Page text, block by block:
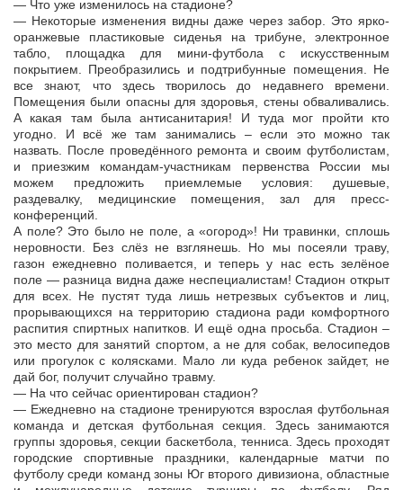
— Что уже изменилось на стадионе?
— Некоторые изменения видны даже через забор. Это ярко-
оранжевые пластиковые сиденья на трибуне, электронное
табло, площадка для мини-футбола с искусственным
покрытием. Преобразились и подтрибунные помещения. Не
все знают, что здесь творилось до недавнего времени.
Помещения были опасны для здоровья, стены обваливались.
А какая там была антисанитария! И туда мог пройти кто
угодно. И всё же там занимались – если это можно так
назвать. После проведённого ремонта и своим футболистам,
и приезжим командам-участникам первенства России мы
можем предложить приемлемые условия: душевые,
раздевалку, медицинские помещения, зал для пресс-
конференций.
А поле? Это было не поле, а «огород»! Ни травинки, сплошь
неровности. Без слёз не взглянешь. Но мы посеяли траву,
газон ежедневно поливается, и теперь у нас есть зелёное
поле — разница видна даже неспециалистам! Стадион открыт
для всех. Не пустят туда лишь нетрезвых субъектов и лиц,
прорывающихся на территорию стадиона ради комфортного
распития спиртных напитков. И ещё одна просьба. Стадион –
это место для занятий спортом, а не для собак, велосипедов
или прогулок с колясками. Мало ли куда ребенок зайдет, не
дай бог, получит случайно травму.
— На что сейчас ориентирован стадион?
— Ежедневно на стадионе тренируются взрослая футбольная
команда и детская футбольная секция. Здесь занимаются
группы здоровья, секции баскетбола, тенниса. Здесь проходят
городские спортивные праздники, календарные матчи по
футболу среди команд зоны Юг второго дивизиона, областные